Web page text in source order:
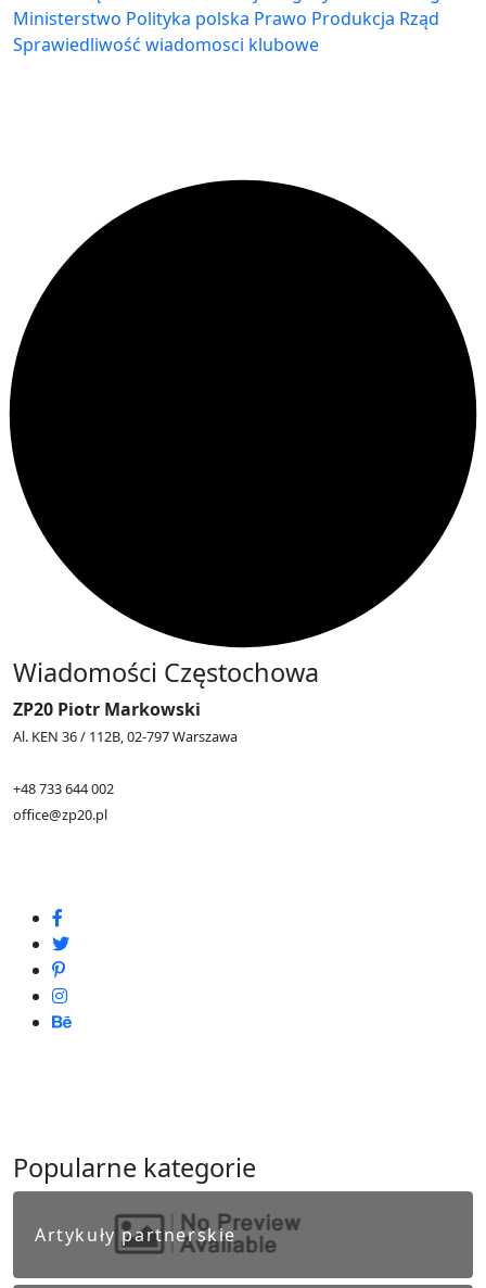
Ministerstwo Polityka polska Prawo Produkcja Rząd
Sprawiedliwość wiadomosci klubowe
Wiadomości Częstochowa
ZP20 Piotr Markowski
Al. KEN 36 / 112B, 02-797 Warszawa
+48 733 644 002
office@zp20.pl
Popularne kategorie
Artykuły partnerskie